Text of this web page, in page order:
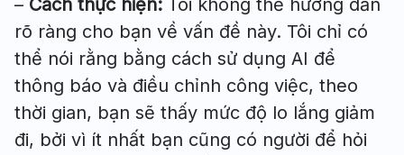
– Cách thực hiện: Tôi không thể hướng dẫn
rõ ràng cho bạn về vấn đề này. Tôi chỉ có
thể nói rằng bằng cách sử dụng AI để
thông báo và điều chỉnh công việc, theo
thời gian, bạn sẽ thấy mức độ lo lắng giảm
đi, bởi vì ít nhất bạn cũng có người để hỏi